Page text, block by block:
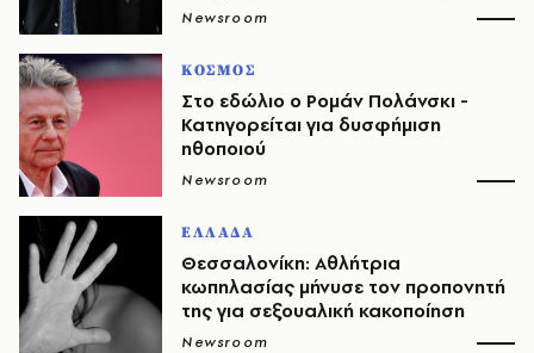
Newsroom
ΚΟΣΜΟΣ
Στο εδώλιο ο Ρομάν Πολάνσκι -
Κατηγορείται για δυσφήμιση
ηθοποιού
Newsroom
ΕΛΛΑΔΑ
Θεσσαλονίκη: Αθλήτρια
κωπηλασίας μήνυσε τον προπονητή
της για σεξουαλική κακοποίηση
Newsroom